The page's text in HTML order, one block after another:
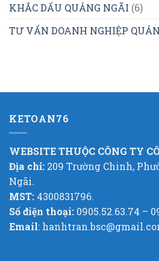
KHẮC DẤU QUẢNG NGÃI (6)
TƯ VẤN DOANH NGHIỆP
KETOAN76
WEBSITE THUỘC CÔNG TY
Địa chỉ: 209 Trường Chinh,
Ngãi.
MST: 4300831796.
Số điện thoại: 0905.52.63.74 –
Email: